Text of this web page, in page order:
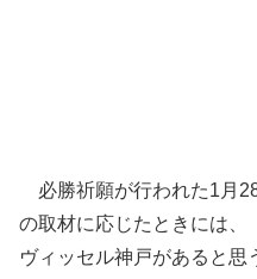
必勝祈願が行われた1月
の取材に応じたときには、
ヴィッセル神戸があると思